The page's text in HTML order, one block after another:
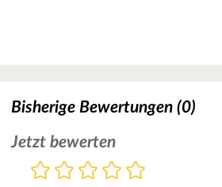
Bisherige Bewertungen (0)
Jetzt bewerten
Bewertung
5
4
3
2
1